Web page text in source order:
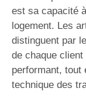
est sa capacité
logement. Les
distinguent par
de chaque
performant, tout
technique des